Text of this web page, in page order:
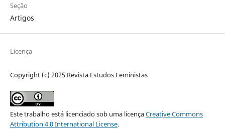
Seção
Artigos
Licença
Copyright (c) 2025 Revista Estudos Feministas
Este trabalho está licenciado sob uma licençaCreative Commons
Attribution 4.0 International License.